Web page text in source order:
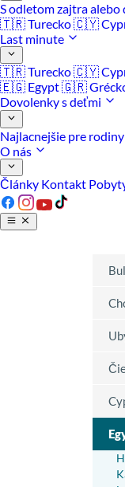
S odletom zajtra alebo
🇹🇷 Turecko🇨🇾
Last minute
🇹🇷 Turecko🇨🇾
🇪🇬 Egypt🇬🇷
Dovolenky s deťmi
Najlacnejšie pre
O nás
Články Kontakt